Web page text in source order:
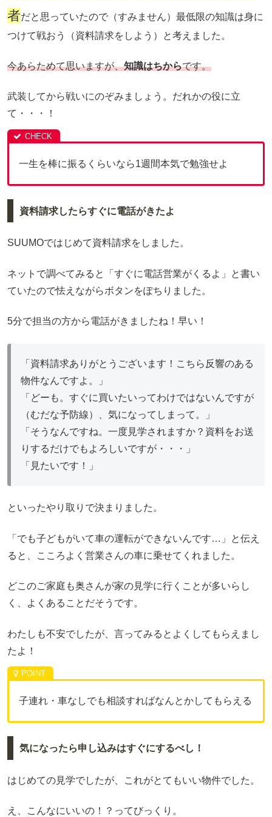
者だと思っていたので（すみません）最低限の知識は身に
つけて戦おう（資料請求をしよう）と考えました。
今あらためて思いますが、知識はちからです。
武装してから戦いにのぞみましょう。だれかの役に立
て・・・！
一生を棒に振るくらいなら1週間本気で勉強せよ
資料請求したらすぐに電話がきたよ
SUUMOではじめて資料請求をしました。
ネットで調べてみると「すぐに電話営業がくるよ」と書い
ていたので怯えながらボタンをぽちりました。
5分で担当の方から電話がきましたね！早い！
「資料請求ありがとうございます！こちら反響のある
物件なんですよ。」
「どーも。すぐに買いたいってわけではないんですが
（むだな予防線）、気になってしまって。」
「そうなんですね。一度見学されますか？資料をお送
りするだけでもよろしいですが・・・」
「見たいです！」
といったやり取りで決まりました。
「でも子どもがいて車の運転ができないんです…」と伝え
ると、こころよく営業さんの車に乗せてくれました。
どこのご家庭も奥さんが家の見学に行くことが多いらし
く、よくあることだそうです。
わたしも不安でしたが、言ってみるとよくしてもらえまし
たよ！
子連れ・車なしでも相談すればなんとかしてもらえる
気になったら申し込みはすぐにするべし！
はじめての見学でしたが、これがとてもいい物件でした。
え、こんなにいいの！？ってびっくり。